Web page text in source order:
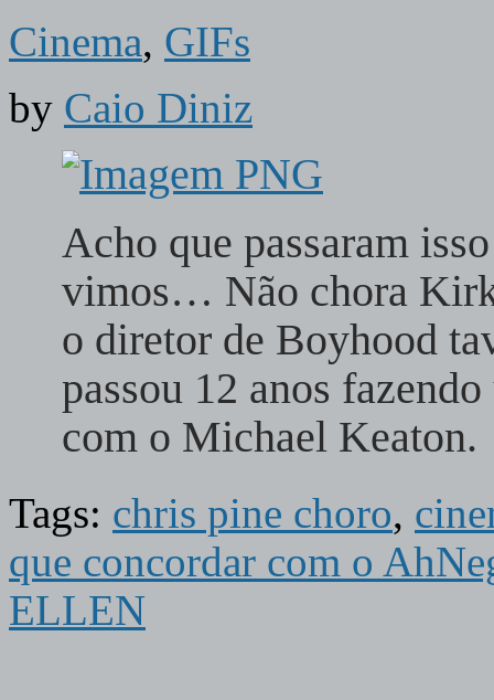
Cinema, GIFs
by Caio Diniz
Acho que passaram
vimos… Não chora
o diretor de Boyhood
passou 12 anos
com o Michael
Tags: chris pine choro,
que concordar com o
ELLEN